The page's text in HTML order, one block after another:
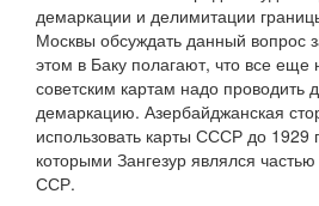
демаркации и делимитации
Москвы обсуждать данный вопрос
этом в Баку полагают, что все еще
советским картам надо проводить
демаркацию. Азербайджанская
использовать карты СССР до 1929
которыми Зангезур являлся
ССР.